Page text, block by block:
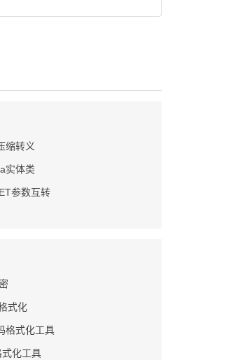
缩转义
实体类
参数互转
式化
格式化工具
化工具